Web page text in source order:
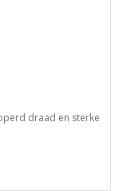
draad en sterke